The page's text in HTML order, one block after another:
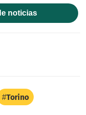
noticias
Torino